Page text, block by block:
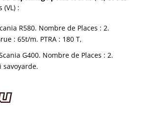
:
R580. Nombre de Places : 2.
: 65t/m. PTRA : 180 T,
G400. Nombre de Places : 2.
savoyarde.